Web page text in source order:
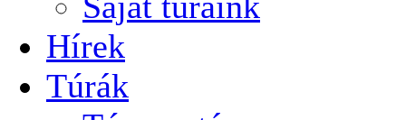
Hírek
Túrák